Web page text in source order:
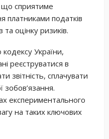
що сприятиме
платниками податків
та оцінку ризиків.
кодексу України,
реєструватися в
звітність, сплачувати
зобов’язання.
експериментального
на таких ключових